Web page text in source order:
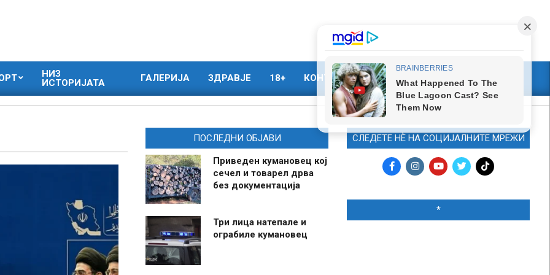
НИЗ
ИСТОРИЈАТА
ГАЛЕРИЈА ЗДРАВЈЕ 18+ КОНТАКТ МАРКЕТИНГ
ПОСЛЕДНИ ОБЈАВИ
Приведен кумановец кој
сечел и товарел дрва
без документација
Три лица натепале и
ограбиле кумановец
СЛЕДЕТЕ НЀ НА СОЦИЈАЛНИТЕ МРЕЖИ
*